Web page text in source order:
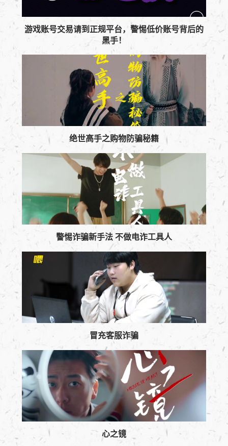
游戏账号交易请到正规平台，警惕低价账号背后的
黑手！
绝世高手之购物防骗秘籍
警惕诈骗新手法 不做电诈工具人
冒充客服诈骗
心之镜